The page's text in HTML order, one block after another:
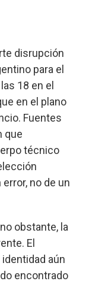
disrupción
para el
18 en el
en el plano
Fuentes
que
técnico
no de un
obstante, la
El
aún
encontrado